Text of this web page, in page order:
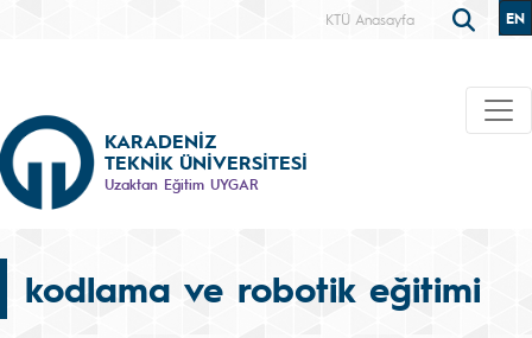
KTÜ Anasayfa EN
KARADENİZ
TEKNİK ÜNİVERSİTESİ
Uzaktan Eğitim UYGAR
kodlama ve robotik eğitimi